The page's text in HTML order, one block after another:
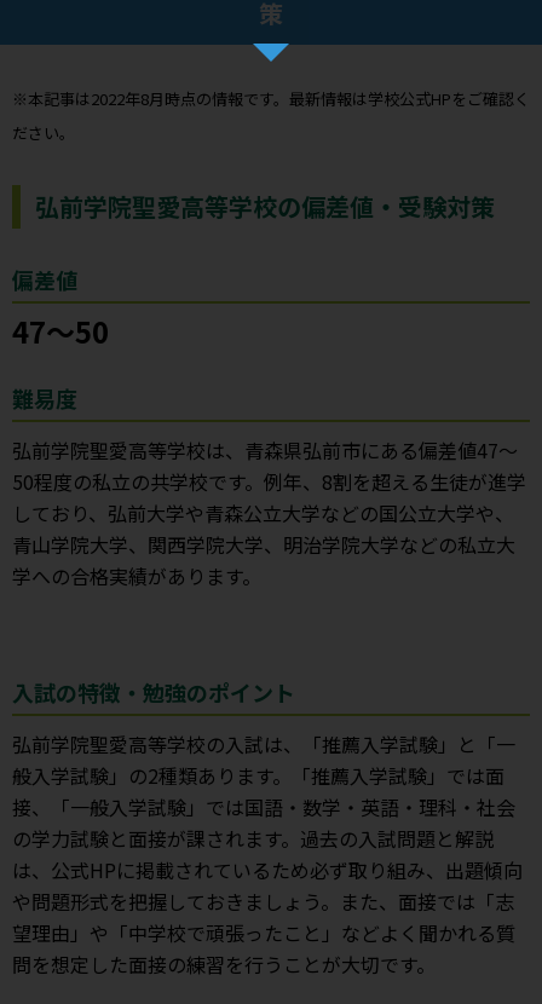
策
※本記事は2022年8月時点の情報です。最新情報は学校公式HPをご確認く
ださい。
弘前学院聖愛高等学校の偏差値・受験対策
偏差値
47～50
難易度
弘前学院聖愛高等学校は、青森県弘前市にある偏差値47～
50程度の私立の共学校です。例年、8割を超える生徒が進学
しており、弘前大学や青森公立大学などの国公立大学や、
青山学院大学、関西学院大学、明治学院大学などの私立大
学への合格実績があります。
入試の特徴・勉強のポイント
弘前学院聖愛高等学校の入試は、「推薦入学試験」と「一
般入学試験」の2種類あります。「推薦入学試験」では面
接、「一般入学試験」では国語・数学・英語・理科・社会
の学力試験と面接が課されます。過去の入試問題と解説
は、公式HPに掲載されているため必ず取り組み、出題傾向
や問題形式を把握しておきましょう。また、面接では「志
望理由」や「中学校で頑張ったこと」などよく聞かれる質
問を想定した面接の練習を行うことが大切です。